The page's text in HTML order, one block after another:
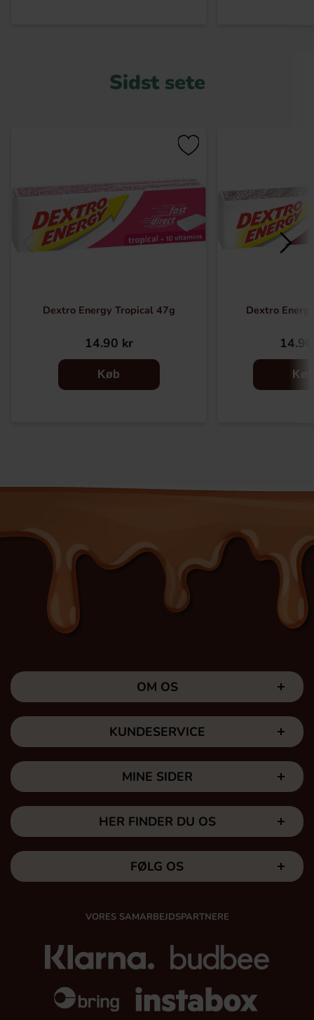
Sidst sete
Dextro Energy Tropical 47g
14.90 kr
Køb
Dextro
Køb
OM OS
KUNDESERVICE
MINE SIDER
HER FINDER DU OS
FØLG OS
VORES SAMARBEJDSPARTNERE